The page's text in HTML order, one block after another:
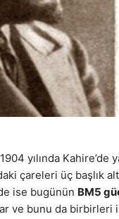
1904 yılında Kahire’de
çareleri üç başlık
ise bugünün BM5
ve bunu da birbirleri